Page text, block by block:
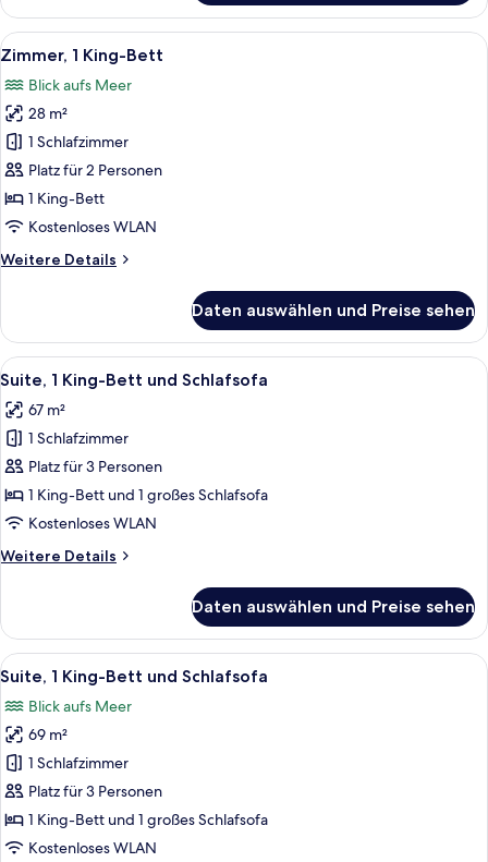
1 King-
Bett
Alle
Fotos
für
Zimmer,
1 King-
Bett
anzeigen
Ein modernes Badezimmer mit
8
Zimmer, 1 King-Bett
Blick aufs Meer
28 m²
1 Schlafzimmer
Platz für 2 Personen
1 King-Bett
Kostenloses WLAN
Weitere Details
Weitere
1 King-
Bett
Daten auswählen und Preise sehen
Alle
Fotos
für
Suite,
1 King-
Bett
und
anzeigen
Ein modernes Schlafzimmer mit
7
Suite, 1 King-Bett und Schlafsofa
67 m²
1 Schlafzimmer
Platz für 3 Personen
1 King-Bett und 1 großes Schlafsofa
Kostenloses WLAN
Weitere Details
Weitere
1 King-
Bett
und
Daten auswählen und Preise sehen
Alle
Fotos
für
Suite,
1 King-
Bett
und
Schlafsofa
Hochwertige Bettwaren,
6
Suite, 1 King-Bett und Schlafsofa
Blick aufs Meer
69 m²
1 Schlafzimmer
Platz für 3 Personen
1 King-Bett und 1 großes Schlafsofa
Kostenloses WLAN